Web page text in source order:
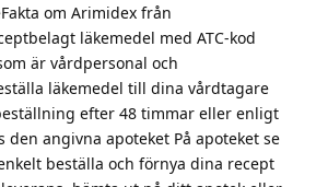
om Arimidex från
läkemedel med ATC-kod
är vårdpersonal och
läkemedel till dina vårdtagare
efter 48 timmar eller enligt
den angivna apoteket På apoteket se
beställa och förnya dina recept